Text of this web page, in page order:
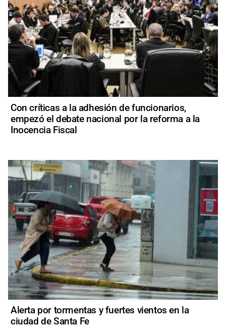
Con críticas a la adhesión de funcionarios,
empezó el debate nacional por la reforma a la
Inocencia Fiscal
Alerta por tormentas y fuertes vientos en la
ciudad de Santa Fe